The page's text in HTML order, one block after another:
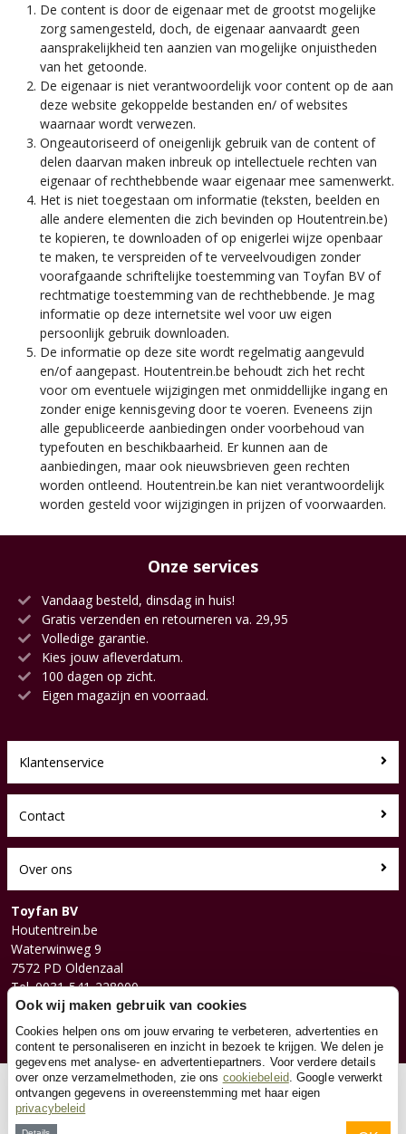
De content is door de eigenaar met de grootst mogelijke
zorg samengesteld, doch, de eigenaar aanvaardt geen
aansprakelijkheid ten aanzien van mogelijke onjuistheden
van het getoonde.
De eigenaar is niet verantwoordelijk voor content op de aan
deze website gekoppelde bestanden en/ of websites
waarnaar wordt verwezen.
Ongeautoriseerd of oneigenlijk gebruik van de content of
delen daarvan maken inbreuk op intellectuele rechten van
eigenaar of rechthebbende waar eigenaar mee samenwerkt.
Het is niet toegestaan om informatie (teksten, beelden en
alle andere elementen die zich bevinden op Houtentrein.be)
te kopieren, te downloaden of op enigerlei wijze openbaar
te maken, te verspreiden of te verveelvoudigen zonder
voorafgaande schriftelijke toestemming van Toyfan BV of
rechtmatige toestemming van de rechthebbende. Je mag
informatie op deze internetsite wel voor uw eigen
persoonlijk gebruik downloaden.
De informatie op deze site wordt regelmatig aangevuld
en/of aangepast. Houtentrein.be behoudt zich het recht
voor om eventuele wijzigingen met onmiddellijke ingang en
zonder enige kennisgeving door te voeren. Eveneens zijn
alle gepubliceerde aanbiedingen onder voorbehoud van
typefouten en beschikbaarheid. Er kunnen aan de
aanbiedingen, maar ook nieuwsbrieven geen rechten
worden ontleend. Houtentrein.be kan niet verantwoordelijk
worden gesteld voor wijzigingen in prijzen of voorwaarden.
Onze services
Vandaag besteld, dinsdag in huis!
Gratis verzenden en retourneren va. 29,95
Volledige garantie.
Kies jouw afleverdatum.
100 dagen op zicht.
Eigen magazijn en voorraad.
Klantenservice
Contact
Over ons
Toyfan BV
Houtentrein.be
Waterwinweg 9
7572 PD Oldenzaal
Tel. 0031-541-228000
Facebook
Instagram
© 2026 Toyfan BV
Ook wij maken gebruik van cookies
Cookies helpen ons om jouw ervaring te verbeteren, advertenties en
content te personaliseren en inzicht in bezoek te krijgen. We delen je
gegevens met analyse- en advertentiepartners. Voor verdere details
over onze verzamelmethoden, zie ons cookiebeleid. Google verwerkt
ontvangen gegevens in overeenstemming met haar eigen
privacybeleid